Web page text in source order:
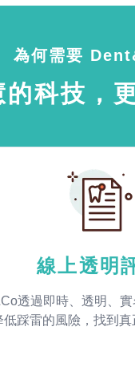
為何需要
的科技，
線上透明
透過即時、透明、
低踩雷的風險，找到真